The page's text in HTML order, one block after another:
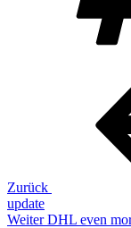
Zurück
update
Nächster
Weiter DHL even